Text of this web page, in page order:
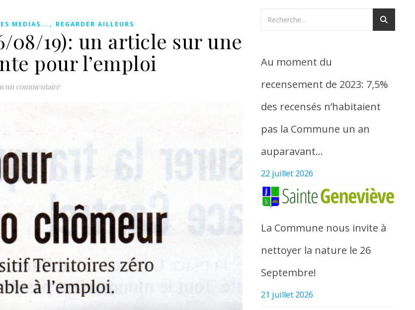
MEDIAS... , REGARDER AILLEURS
08/19): un article sur une
pour l’emploi
commentaire
Au moment du
recensement de 2023: 7,5%
des recensés n’habitaient
pas la Commune un an
auparavant…
22 juillet 2026
La Commune nous invite à
nettoyer la nature le 26
Septembre!
21 juillet 2026